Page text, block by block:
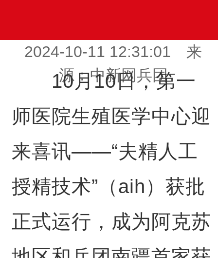
2024-10-11 12:31:01 来
源：中新网兵团
10月10日，第一
师医院生殖医学中心迎
来喜讯——“夫精人工
授精技术”（aih）获批
正式运行，成为阿克苏